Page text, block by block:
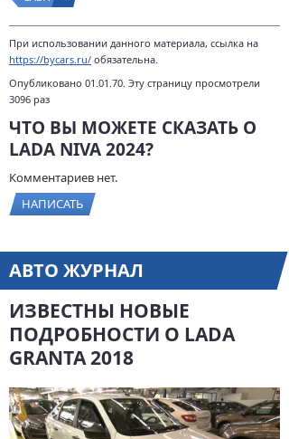
При использовании данного материала, ссылка на
https://bycars.ru/ обязательна.
Опубликовано 01.01.70. Эту страницу просмотрели
3096 раз
ЧТО ВЫ МОЖЕТЕ СКАЗАТЬ О
LADA NIVA 2024?
Комментариев нет.
НАПИСАТЬ
АВТО ЖУРНАЛ
ИЗВЕСТНЫ НОВЫЕ
ПОДРОБНОСТИ О LADA
GRANTA 2018